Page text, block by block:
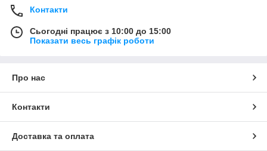
Контакти
Сьогодні працює з 10:00 до 15:00
Показати весь графік роботи
Про нас
Контакти
Доставка та оплата